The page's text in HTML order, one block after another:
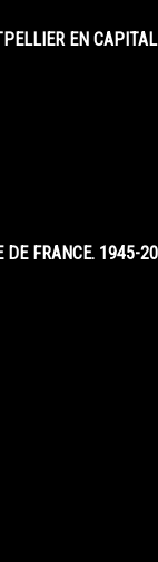
EN
DE FRANCE. 1945-